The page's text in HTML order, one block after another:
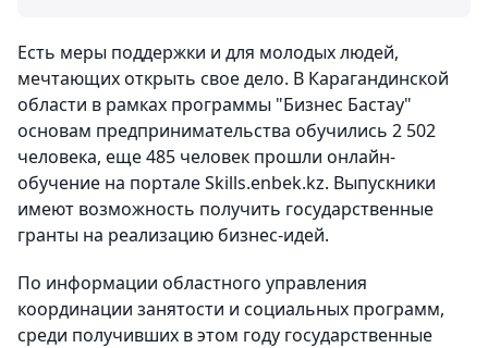
Есть меры поддержки и для молодых людей,
мечтающих открыть свое дело. В Карагандинской
области в рамках программы "Бизнес Бастау"
основам предпринимательства обучились 2 502
человека, еще 485 человек прошли онлайн-
обучение на портале Skills.enbek.kz. Выпускники
имеют возможность получить государственные
гранты на реализацию бизнес-идей.
По информации областного управления
координации занятости и социальных программ,
среди получивших в этом году государственные